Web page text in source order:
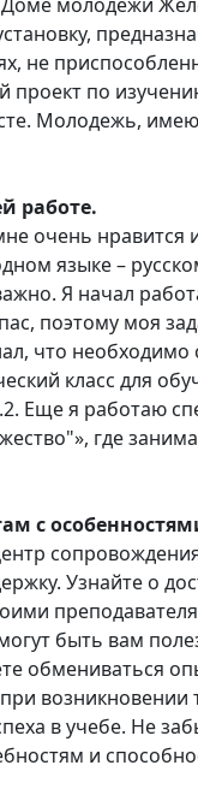
не
по
Молодежь,
работе.
очень нравится
языке –
Я начал
поэтому моя
что
класс для
Еще я работаю
где
с
Узнайте о
быть вам
обмениваться
возникновении
в учебе. Не
и